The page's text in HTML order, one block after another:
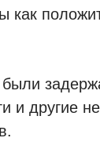
как
и другие